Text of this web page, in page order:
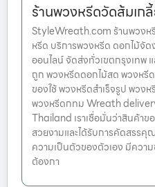
ร้านพวงหรีดวัดส้มเก
StyleWreath.com ร้านพวงห
หรีด บริการพวงหรีด ดอกไม้จั
ออนไลน์ จัดส่งทั่วเขตกรุงเทพ
ถูก พวงหรีดดอกไม้สด พวงหรี
ของใช้ พวงหรีดสำเร็จรูป พว
พวงหรีดกทม Wreath
Thailand เราเชื่อมั่นว่าสินค้าข
สวยงามและได้รับการคัดสรร
ความเป็นตัวของตัวเอง มีควา
ต้องกา